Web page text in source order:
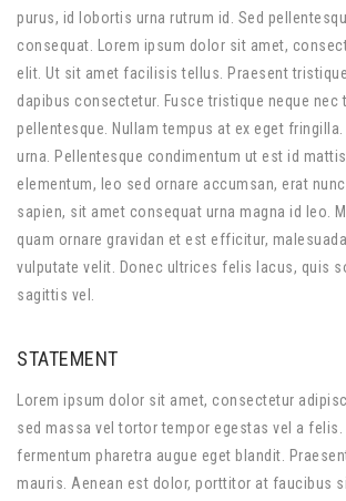
purus, id lobortis urna rutrum id. Sed
consequat. Lorem ipsum dolor sit amet,
elit. Ut sit amet facilisis tellus. Praesent
dapibus consectetur. Fusce tristique neque nec
pellentesque. Nullam tempus at ex eget
urna. Pellentesque condimentum ut est id
elementum, leo sed ornare accumsan, erat
sapien, sit amet consequat urna magna id leo.
quam ornare gravidan et est efficitur,
vulputate velit. Donec ultrices felis lacus, quis
sagittis vel.
STATEMENT
Lorem ipsum dolor sit amet, consectetur
sed massa vel tortor tempor egestas vel a felis.
fermentum pharetra augue eget blandit.
mauris. Aenean est dolor, porttitor at faucibus